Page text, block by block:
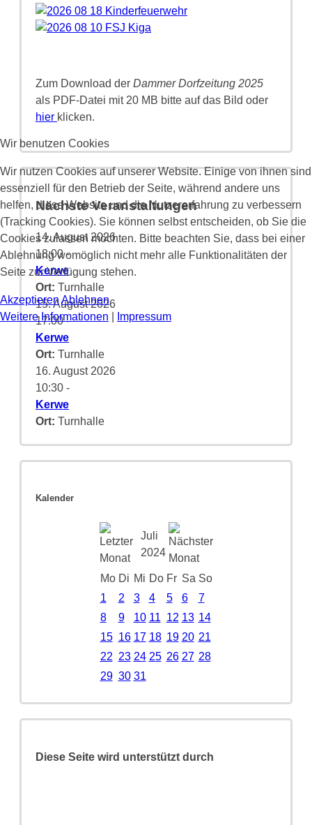
Zum Download der Dammer Dorfzeitung 2025
als PDF-Datei mit 20 MB bitte auf das Bild oder
hier klicken.
Nächste Veranstaltungen
14. August 2026
18:00-
Kerwe
Ort: Turnhalle
15. August 2026
17:00-
Kerwe
Ort: Turnhalle
16. August 2026
10:30 -
Kerwe
Ort: Turnhalle
Kalender
Juli
2024
Mo Di Mi Do Fr Sa So
1
2 3 4 5 6
7
8
9 10 11 12 13 14
15 16 17 18 19 20 21
22 23 24 25 26 27 28
29 30 31
Diese Seite wird unterstützt durch
Wir benutzen Cookies
Wir nutzen Cookies auf unserer Website. Einige von ihnen sind
essenziell für den Betrieb der Seite, während andere uns
helfen, diese Website und die Nutzererfahrung zu verbessern
(Tracking Cookies). Sie können selbst entscheiden, ob Sie die
Cookies zulassen möchten. Bitte beachten Sie, dass bei einer
Ablehnung womöglich nicht mehr alle Funktionalitäten der
Seite zur Verfügung stehen.
Akzeptieren Ablehnen
Weitere Informationen
Impressum